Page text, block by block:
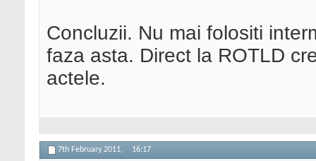
Concluzii. Nu mai folositi
faza asta. Direct la ROTLD
actele.
7th February 2011, 16:17